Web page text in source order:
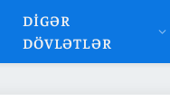
DIGƏR
DÖVLƏTLƏR